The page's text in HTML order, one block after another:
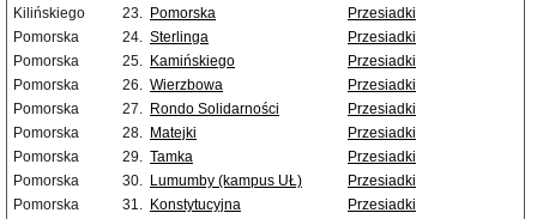
Kilińskiego
23. Pomorska
Przesiadki
Pomorska
24. Sterlinga
Przesiadki
Pomorska
25. Kamińskiego
Przesiadki
Pomorska
26. Wierzbowa
Przesiadki
Pomorska
27. Rondo Solidarności
Przesiadki
Pomorska
28. Matejki
Przesiadki
Pomorska
29. Tamka
Przesiadki
Pomorska
30. Lumumby (kampus UŁ)
Przesiadki
Pomorska
31. Konstytucyjna
Przesiadki